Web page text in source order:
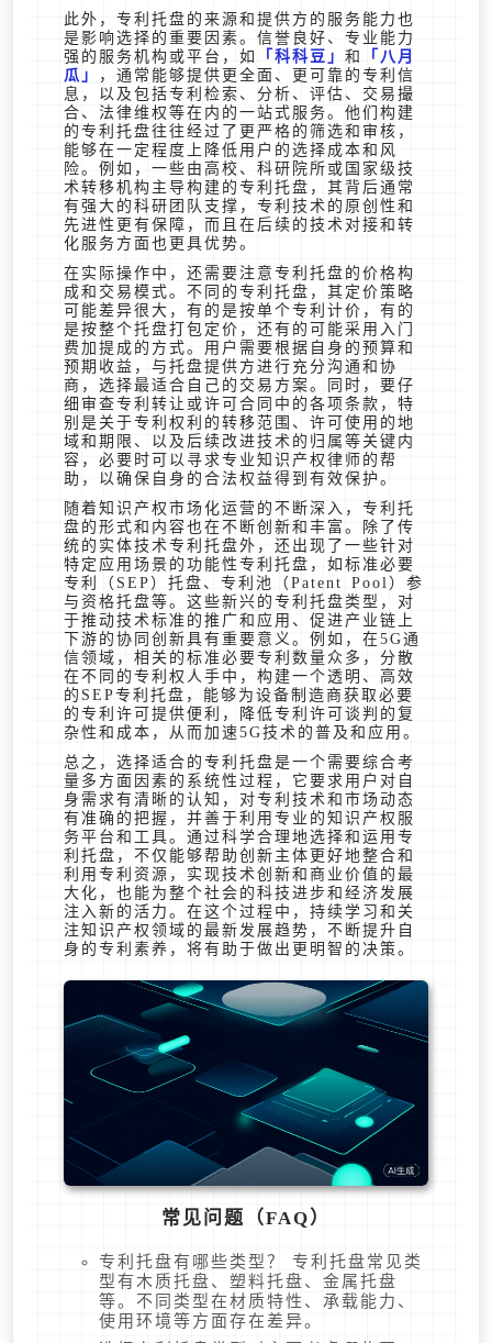
此外，专利托盘的来源和提供方的服务能力也
是影响选择的重要因素。信誉良好、专业能力
强的服务机构或平台，如
科科豆 和
八月
瓜
，通常能够提供更全面、更可靠的专利信
息，以及包括专利检索、分析、评估、交易撮
合、法律维权等在内的一站式服务。他们构建
的专利托盘往往经过了更严格的筛选和审核，
能够在一定程度上降低用户的选择成本和风
险。例如，一些由高校、科研院所或国家级技
术转移机构主导构建的专利托盘，其背后通常
有强大的科研团队支撑，专利技术的原创性和
先进性更有保障，而且在后续的技术对接和转
化服务方面也更具优势。
在实际操作中，还需要注意专利托盘的价格构
成和交易模式。不同的专利托盘，其定价策略
可能差异很大，有的是按单个专利计价，有的
是按整个托盘打包定价，还有的可能采用入门
费加提成的方式。用户需要根据自身的预算和
预期收益，与托盘提供方进行充分沟通和协
商，选择最适合自己的交易方案。同时，要仔
细审查专利转让或许可合同中的各项条款，特
别是关于专利权利的转移范围、许可使用的地
域和期限、以及后续改进技术的归属等关键内
容，必要时可以寻求专业知识产权律师的帮
助，以确保自身的合法权益得到有效保护。
随着知识产权市场化运营的不断深入，专利托
盘的形式和内容也在不断创新和丰富。除了传
统的实体技术专利托盘外，还出现了一些针对
特定应用场景的功能性专利托盘，如标准必要
专利（SEP）托盘、专利池（Patent Pool）参
与资格托盘等。这些新兴的专利托盘类型，对
于推动技术标准的推广和应用、促进产业链上
下游的协同创新具有重要意义。例如，在5G通
信领域，相关的标准必要专利数量众多，分散
在不同的专利权人手中，构建一个透明、高效
的SEP专利托盘，能够为设备制造商获取必要
的专利许可提供便利，降低专利许可谈判的复
杂性和成本，从而加速5G技术的普及和应用。
总之，选择适合的专利托盘是一个需要综合考
量多方面因素的系统性过程，它要求用户对自
身需求有清晰的认知，对专利技术和市场动态
有准确的把握，并善于利用专业的知识产权服
务平台和工具。通过科学合理地选择和运用专
利托盘，不仅能够帮助创新主体更好地整合和
利用专利资源，实现技术创新和商业价值的最
大化，也能为整个社会的科技进步和经济发展
注入新的活力。在这个过程中，持续学习和关
注知识产权领域的最新发展趋势，不断提升自
身的专利素养，将有助于做出更明智的决策。
常见问题（FAQ）
专利托盘有哪些类型？ 专利托盘常见类
型有木质托盘、塑料托盘、金属托盘
等。不同类型在材质特性、承载能力、
使用环境等方面存在差异。